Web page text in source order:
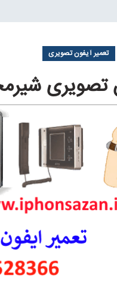
تعمیر آیفون تصویری
تصویری